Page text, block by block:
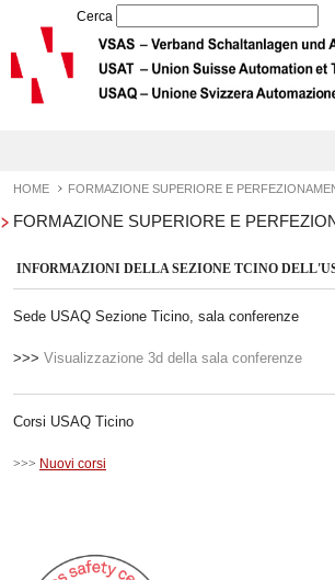
Cerca
Agenda
Label di Qualità USAQ
Prestazioni
Offerte di lavoro
HOME FORMAZIONE SUPERIORE E
FORMAZIONE SUPERIORE E
INFORMAZIONI DELLA SEZIONE TCINO
Sede USAQ Sezione Ticino, sala conferenze
>>> Visualizzazione 3d della sala conferenze
Corsi USAQ Ticino
>>> Nuovi corsi